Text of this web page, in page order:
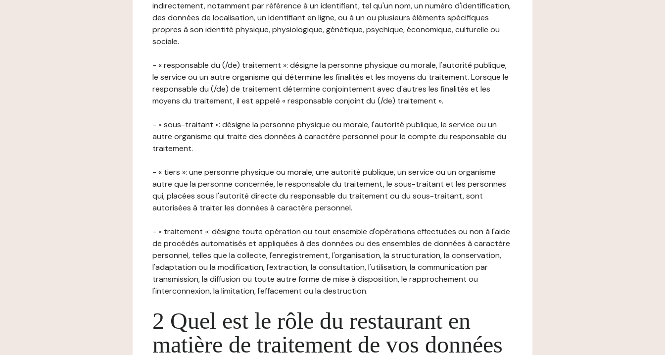
indirectement, notamment par référence à un identifiant, tel qu'un nom, un numéro d'identification,
des données de localisation, un identifiant en ligne, ou à un ou plusieurs éléments spécifiques
propres à son identité physique, physiologique, génétique, psychique, économique, culturelle ou
sociale.
- « responsable du (/de) traitement »: désigne la personne physique ou morale, l'autorité publique,
le service ou un autre organisme qui détermine les finalités et les moyens du traitement. Lorsque le
responsable du (/de) de traitement détermine conjointement avec d'autres les finalités et les
moyens du traitement, il est appelé « responsable conjoint du (/de) traitement ».
- « sous-traitant »: désigne la personne physique ou morale, l'autorité publique, le service ou un
autre organisme qui traite des données à caractère personnel pour le compte du responsable du
traitement.
- « tiers »: une personne physique ou morale, une autorité publique, un service ou un organisme
autre que la personne concernée, le responsable du traitement, le sous-traitant et les personnes
qui, placées sous l'autorité directe du responsable du traitement ou du sous-traitant, sont
autorisées à traiter les données à caractère personnel.
- « traitement »: désigne toute opération ou tout ensemble d'opérations effectuées ou non à l'aide
de procédés automatisés et appliquées à des données ou des ensembles de données à caractère
personnel, telles que la collecte, l'enregistrement, l'organisation, la structuration, la conservation,
l'adaptation ou la modification, l'extraction, la consultation, l'utilisation, la communication par
transmission, la diffusion ou toute autre forme de mise à disposition, le rapprochement ou
l'interconnexion, la limitation, l'effacement ou la destruction.
2 Quel est le rôle du restaurant en
matière de traitement de vos données